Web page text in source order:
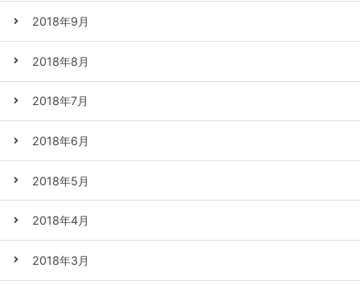
2018年9月
2018年8月
2018年7月
2018年6月
2018年5月
2018年4月
2018年3月